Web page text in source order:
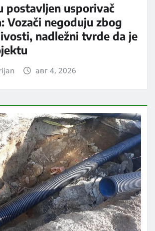
postavljen usporivač
Vozači negoduju zbog
nadležni tvrde da je
авг 4, 2026